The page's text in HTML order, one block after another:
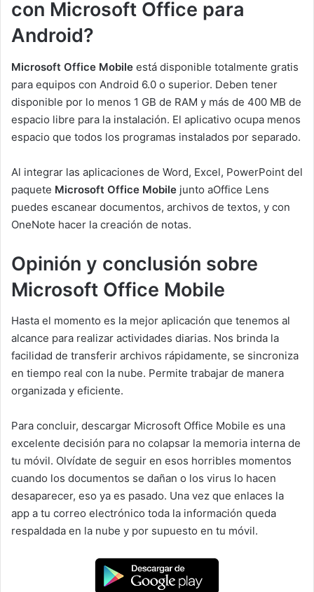
con Microsoft Office para
Android?
Microsoft Office Mobile está disponible totalmente gratis
para equipos con Android 6.0 o superior. Deben tener
disponible por lo menos 1 GB de RAM y más de 400 MB de
espacio libre para la instalación. El aplicativo ocupa menos
espacio que todos los programas instalados por separado.
Al integrar las aplicaciones de Word, Excel, PowerPoint del
paquete Microsoft Office Mobile junto aOffice Lens
puedes escanear documentos, archivos de textos, y con
OneNote hacer la creación de notas.
Opinión y conclusión sobre
Microsoft Office Mobile
Hasta el momento es la mejor aplicación que tenemos al
alcance para realizar actividades diarias. Nos brinda la
facilidad de transferir archivos rápidamente, se sincroniza
en tiempo real con la nube. Permite trabajar de manera
organizada y eficiente.
Para concluir, descargar Microsoft Office Mobile es una
excelente decisión para no colapsar la memoria interna de
tu móvil. Olvídate de seguir en esos horribles momentos
cuando los documentos se dañan o los virus lo hacen
desaparecer, eso ya es pasado. Una vez que enlaces la
app a tu correo electrónico toda la información queda
respaldada en la nube y por supuesto en tu móvil.